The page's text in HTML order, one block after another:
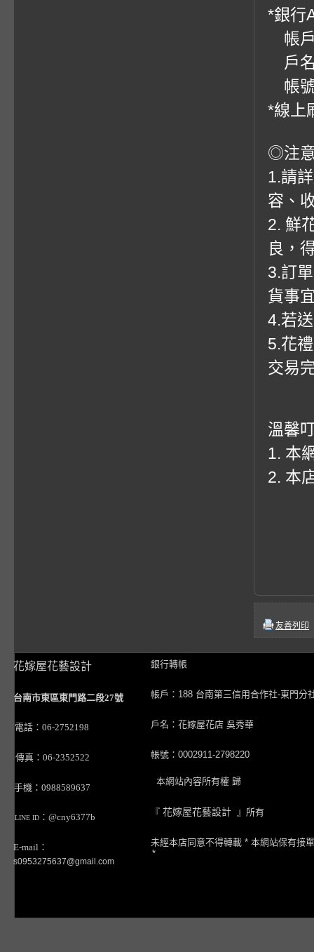
*銀行
帳戶
戶
帳
*線上
◎注
1.請
容、
2. 鮮
良，
3.訂
貨事
4.若
5.花
交易
溫馨
1. 本
2. 本
友善列印
花嫁屋花藝設計
台南市東區東門路二段27號
電話：06-2752198
傳真：06-2352522
手機：0988589637
LINE ID ：@cny6377b
E-mail：
s0953275637@gmail.com
銀行轉帳
帳戶：188 台南第三信用合作社-東門分
戶名：花嫁屋花店 吳秀華
帳號：0002911-2798220
本網站內容所有權 歸
『 花嫁屋花藝設計 』所有
未經本店同意不得轉載 * 本網站保有接
*